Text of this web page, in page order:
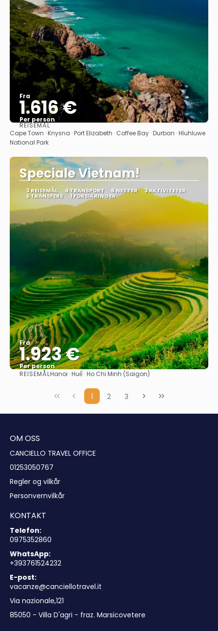
Fra
1.616 €
Per person
Se
REISEMÅL
Cape Town · Knysna · Port Elizabeth · Coffee Bay · Durban · Hluhluwe
National Park
Speciale Vietnam!
3 REISEMÅL 4 TRANSPORT 8 NETTER 3 AKTIVITETER
6 TRANSFERS 1 FORSIKRINGER
Fra
1.923 €
Per person
Se
REISEMÅLHanoi · Huế · Ho Chi Minh (Saigon)
1 2 3
OM OSS
CANCIELLO TRAVEL OFFICE
01253050767
Regler og vilkår
Personvernvilkår
KONTAKT
Telefon:
0975352860
WhatsApp:
+393761524232
E-post:
vacanze@canciellotravel.it
Via nazionale,121
85050 - Villa D'agri - fraz. Marsicovetere